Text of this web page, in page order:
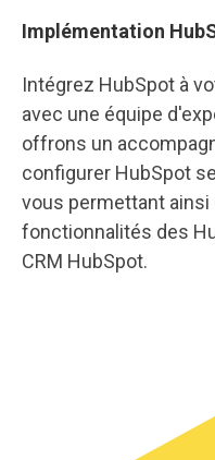
Implémentation
Intégrez HubSpot à
avec une équipe
offrons un
configurer HubSpot
vous permettant
fonctionnalités des
CRM HubSpot.